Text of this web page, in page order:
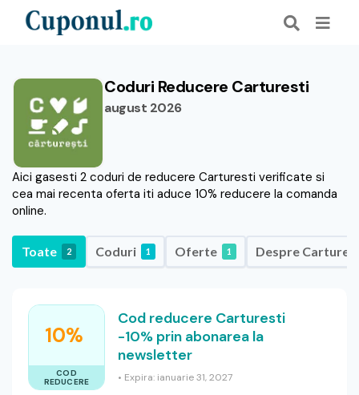
Coduri Reducere Carturesti
august 2026
Aici gasesti 2 coduri de reducere Carturesti verificate si
cea mai recenta oferta iti aduce 10% reducere la comanda
online.
Toate 2 Coduri 1 Oferte 1 Despre
10%
COD
REDUCERE
Cod reducere Carturesti
-10% prin abonarea la
newsletter
• Expira: ianuarie 31, 2027